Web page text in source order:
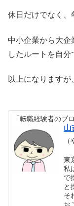
休日だけでなく、
中小企業から大企
したルートを自分
以上になりますが
「転職経験者のブ
山
東
私
で
と
そ